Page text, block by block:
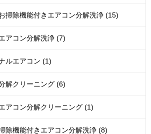
掃除機能付きエアコン分解洗浄 (15)
アコン分解洗浄 (7)
ルエアコン (1)
解クリーニング (6)
アコン分解クリーニング (1)
除機能付きエアコン分解洗浄 (8)